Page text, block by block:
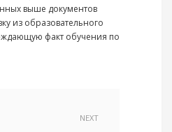
выше документов
из образовательного
факт обучения по
NEXT